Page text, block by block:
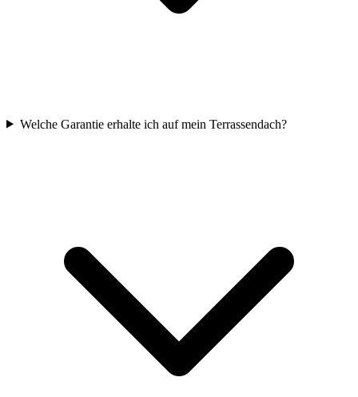
Welche Garantie erhalte ich auf mein Terrassendach?